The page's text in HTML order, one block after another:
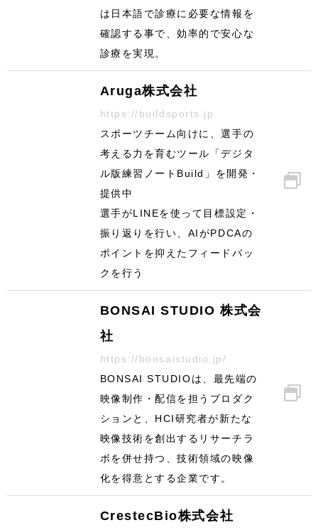
は日本語で診療に必要な情報を
確認する事で、効率的で安心な
診療を実現。
Aruga株式会社
https://buildsports.jp
スポーツチーム向けに、選手の
考える力を育むツール「デジタ
ル版練習ノートBuild」を開発・
提供中
選手がLINEを使って目標設定・
振り返りを行い、AIがPDCAの
ポイントを抑えたフィードバッ
クを行う
BONSAI STUDIO 株式会
社
https://bonsaistudio.jp/
BONSAI STUDIOは、最先端の
映像制作・配信を担うプロダク
ションと、HCI研究者が新たな
映像技術を創出するリサーチラ
ボを併せ持つ、技術領域の映像
化を得意とする企業です。
CrestecBio株式会社